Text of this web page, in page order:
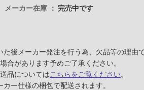
メーカー在庫 完売中です
た後メーカー発注を行う為、欠品等の理由
合があります予めご了承ください。
品についてはこちらをご覧ください。
ー仕様の梱包で配送されます。